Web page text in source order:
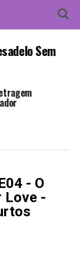
Sem
- O
Love -